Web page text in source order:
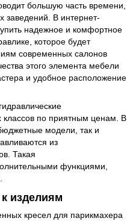
большую часть времени,
заведений. В интернет-
надежное и комфортное
которое будет
современных салонов
этого элемента мебели
и удобное расположение
классов по приятным ценам. В
модели, так и
из
Такая
функциями,
изделиям
кресел для парикмахера